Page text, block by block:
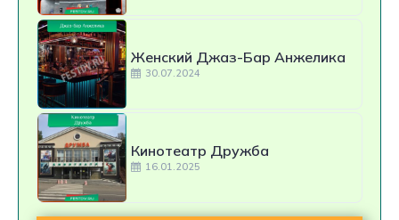
Женский Джаз-Бар Анжелика
30.07.2024
Кинотеатр Дружба
16.01.2025